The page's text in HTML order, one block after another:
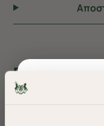
ΠΡΟΤΕΙΝΟΥΜΕ